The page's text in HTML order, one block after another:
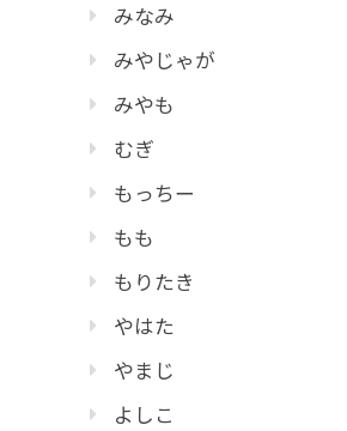
みなみ
みやじゃが
みやも
むぎ
もっちー
もも
もりたき
やはた
やまじ
よしこ